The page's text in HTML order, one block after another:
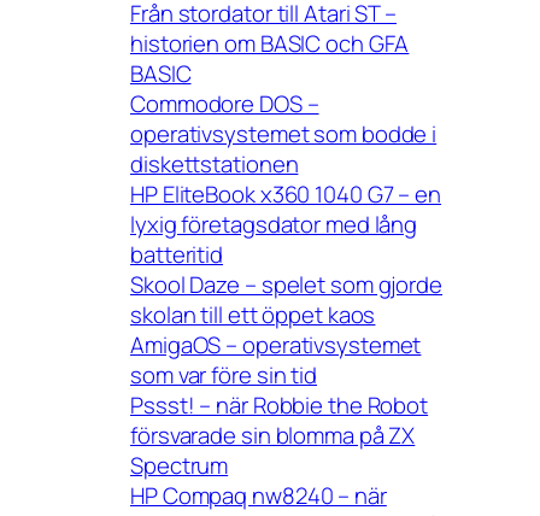
Från stordator till Atari ST –
historien om BASIC och GFA
BASIC
Commodore DOS –
operativsystemet som bodde i
diskettstationen
HP EliteBook x360 1040 G7 – en
lyxig företagsdator med lång
batteritid
Skool Daze – spelet som gjorde
skolan till ett öppet kaos
AmigaOS – operativsystemet
som var före sin tid
Pssst! – när Robbie the Robot
försvarade sin blomma på ZX
Spectrum
HP Compaq nw8240 – när